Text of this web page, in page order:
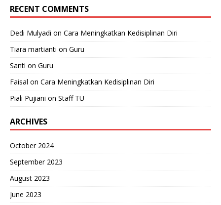
RECENT COMMENTS
Dedi Mulyadi on Cara Meningkatkan Kedisiplinan Diri
Tiara martianti on Guru
Santi on Guru
Faisal on Cara Meningkatkan Kedisiplinan Diri
Piali Pujiani on Staff TU
ARCHIVES
October 2024
September 2023
August 2023
June 2023